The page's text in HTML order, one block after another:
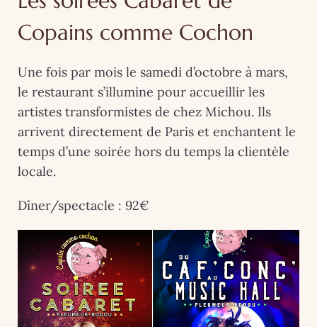
Copains comme Cochon
Une fois par mois le samedi d’octobre à mars,
le restaurant s’illumine pour accueillir les
artistes transformistes de chez Michou. Ils
arrivent directement de Paris et enchantent le
temps d’une soirée hors du temps la clientèle
locale.
Dîner/spectacle : 92€